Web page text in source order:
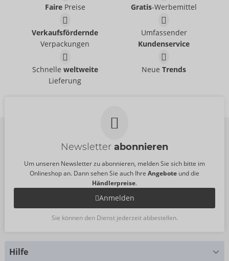
- ORION Brand
20500801001
Paddel aus Leder
- ORION Brand
Ohne Verkaufsverpackung
20406201000
44,95 €
Straps-Corsage aus
Harness-Set aus Leder
FairePreise Gratis-Werbemittel
Verkaufsfördernde
Verpackungen
Umfassender
Kundenservice
Schnelle weltweite
Lieferung
NeueTrends
Newsletter abonnieren
Um unseren Newsletter zu abonnieren, melden Sie sich bitte im
Onlineshop an. Dann sehen Sie auch Ihre Angebote und die
Händlerpreise.
Anmelden
Sie können den Dienst jederzeit abbestellen.
Hilfe